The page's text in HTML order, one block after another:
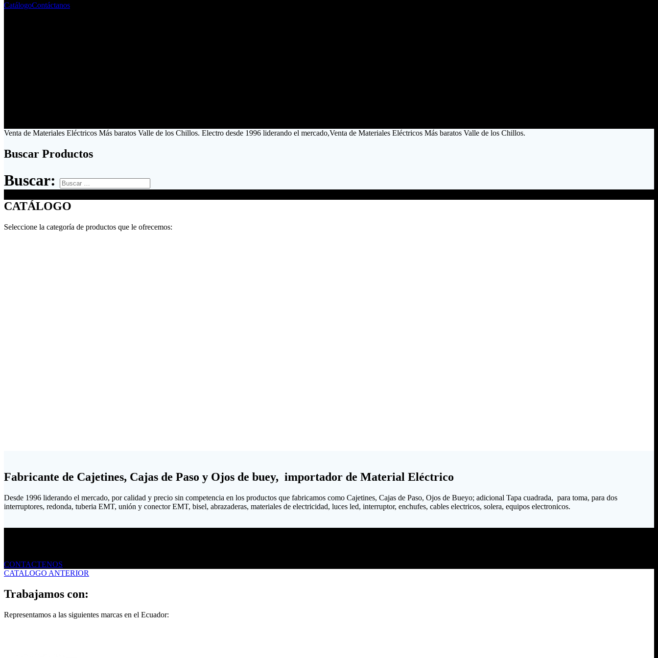
CatálogoContáctanos
Venta de Materiales Eléctricos Más baratos Valle de los Chillos. Electro desde 1996 liderando el mercado,Venta de Materiales Eléctricos Más baratos Valle de los Chillos.
Buscar Productos
Buscar:
CATÁLOGO
Seleccione la categoría de productos que le ofrecemos:
Fabricante de Cajetines, Cajas de Paso y Ojos de buey, importador de Material Eléctrico
Desde 1996 liderando el mercado, por calidad y precio sin competencia en los productos que fabricamos como Cajetines, Cajas de Paso, Ojos de Bueyo; adicional Tapa cuadrada, para toma, para dos
interruptores, redonda, tuberia EMT, unión y conector EMT, bisel, abrazaderas, materiales de electricidad, luces led, interruptor, enchufes, cables electricos, solera, equipos electronicos.
CONTACTENOS
CATALOGO ANTERIOR
Trabajamos con:
Representamos a las siguientes marcas en el Ecuador: